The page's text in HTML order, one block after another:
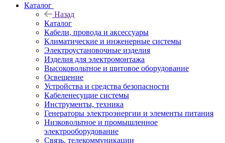
Каталог
Назад
Каталог
Кабели, провода и аксессуары
Климатические и инженерные системы
Электроустановочные изделия
Изделия для электромонтажа
Высоковольтное и щитовое оборудование
Освещение
Устройства и средства безопасности
Кабеленесущие системы
Инструменты, техника
Генераторы электроэнергии и элементы питания
Низковольтное и промышленное
электрооборудование
Связь, телекоммуникации